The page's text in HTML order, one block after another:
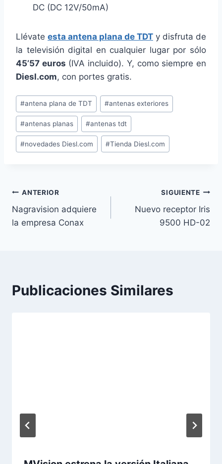
DC (DC 12V/50mA)
Llévate esta antena plana de TDT y disfruta de
la televisión digital en cualquier lugar por sólo
45’57 euros (IVA incluido). Y, como siempre en
Diesl.com, con portes gratis.
Etiquetas
de
la
entrada:
#antena plana de TDT #antenas exteriores
#antenas planas #antenas tdt
#novedades Diesl.com #Tienda Diesl.com
Navegación
de
ANTERIOR
Nagravision adquiere
la empresa Conax
SIGUIENTE
Nuevo receptor Iris
9500 HD-02
Publicaciones Similares